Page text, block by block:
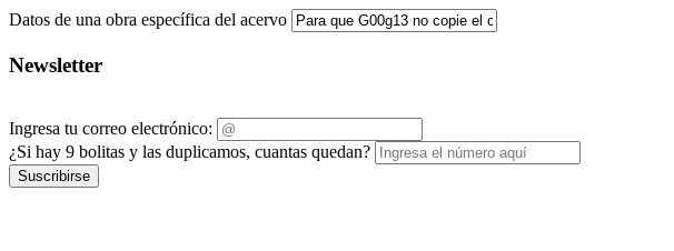
Datos de una obra específica del acervo
Newsletter
Ingresa tu correo electrónico:
¿Si hay 9 bolitas y las duplicamos, cuantas quedan?
Suscribirse